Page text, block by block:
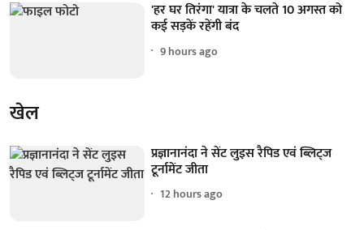
'हर घर तिरंगा' यात्रा के चलते 10 अगस्त को
कई सड़कें रहेंगी बंद
9 hours ago
खेल
प्रज्ञानानंदा ने सेंट लुइस रैपिड एवं ब्लिट्ज
टूर्नामेंट जीता
12 hours ago